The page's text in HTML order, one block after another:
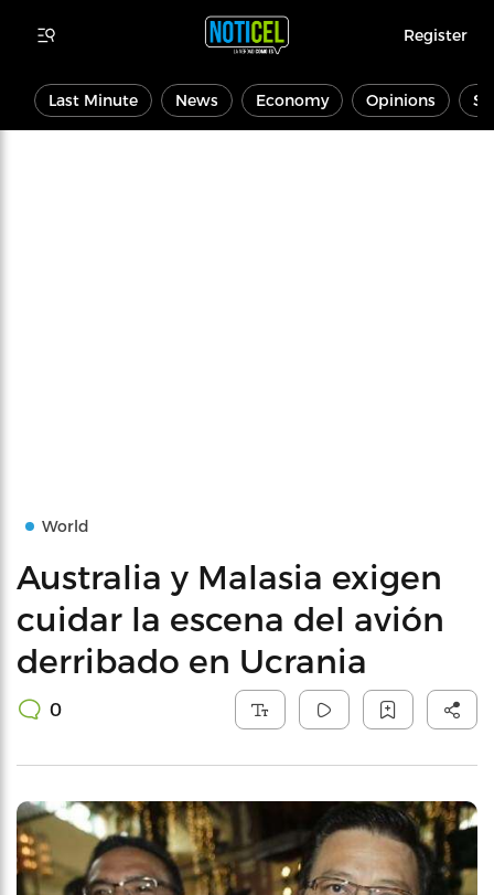
Register
Last Minute News Economy Opinions
World
Australia y Malasia exigen
cuidar la escena del avión
derribado en Ucrania
0